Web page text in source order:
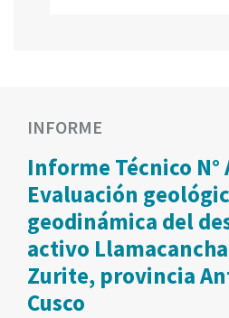
INFORME
Informe Técnico N°
Evaluación
geodinámica del
activo
Zurite, provincia
Cusco